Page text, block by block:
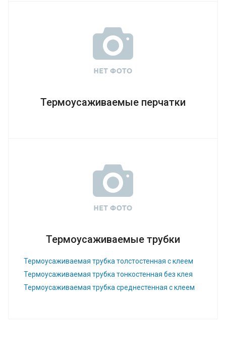
Термоусаживаемые перчатки
Термоусаживаемые трубки
Термоусаживаемая трубка толстостенная с клеем
Термоусаживаемая трубка тонкостенная без клея
Термоусаживаемая трубка среднестенная с клеем